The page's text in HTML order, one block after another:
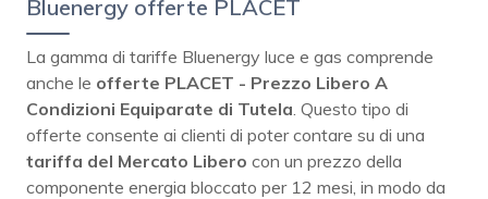
Bluenergy offerte PLACET
La gamma di tariffe Bluenergy luce e gas comprende
anche le offerte PLACET - Prezzo Libero A
Condizioni Equiparate di Tutela. Questo tipo di
offerte consente ai clienti di poter contare su di una
tariffa del Mercato Libero con un prezzo della
componente energia bloccato per 12 mesi, in modo da